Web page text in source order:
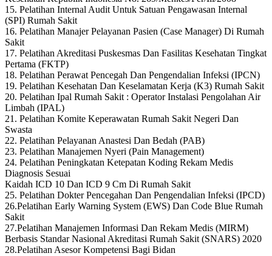
15. Pelatihan Internal Audit Untuk Satuan Pengawasan Internal
(SPI) Rumah Sakit
16. Pelatihan Manajer Pelayanan Pasien (Case Manager) Di Rumah
Sakit
17. Pelatihan Akreditasi Puskesmas Dan Fasilitas Kesehatan Tingkat
Pertama (FKTP)
18. Pelatihan Perawat Pencegah Dan Pengendalian Infeksi (IPCN)
19. Pelatihan Kesehatan Dan Keselamatan Kerja (K3) Rumah Sakit
20. Pelatihan Ipal Rumah Sakit : Operator Instalasi Pengolahan Air
Limbah (IPAL)
21. Pelatihan Komite Keperawatan Rumah Sakit Negeri Dan
Swasta
22. Pelatihan Pelayanan Anastesi Dan Bedah (PAB)
23. Pelatihan Manajemen Nyeri (Pain Management)
24. Pelatihan Peningkatan Ketepatan Koding Rekam Medis
Diagnosis Sesuai
Kaidah ICD 10 Dan ICD 9 Cm Di Rumah Sakit
25. Pelatihan Dokter Pencegahan Dan Pengendalian Infeksi (IPCD)
26.Pelatihan Early Warning System (EWS) Dan Code Blue Rumah
Sakit
27.Pelatihan Manajemen Informasi Dan Rekam Medis (MIRM)
Berbasis Standar Nasional Akreditasi Rumah Sakit (SNARS) 2020
28.Pelatihan Asesor Kompetensi Bagi Bidan